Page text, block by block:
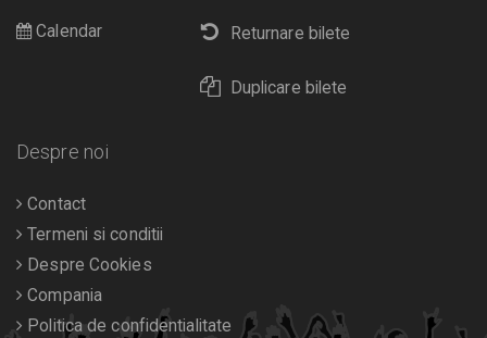
Returnare bilete
Duplicare bilete
Calendar
Despre noi
Contact
Termeni si conditii
Despre Cookies
Compania
Politica de confidentialitate